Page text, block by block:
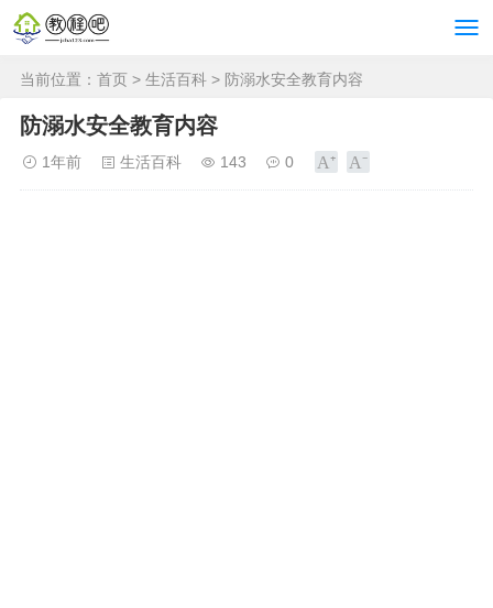
当前位置： 首页 > 生活百科 > 防溺水安全教育内容
防溺水安全教育内容
1年前 生活百科 143 0